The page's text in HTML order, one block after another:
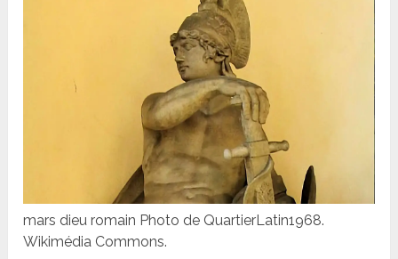
mars dieu romain Photo de QuartierLatin1968.
Wikimédia Commons.